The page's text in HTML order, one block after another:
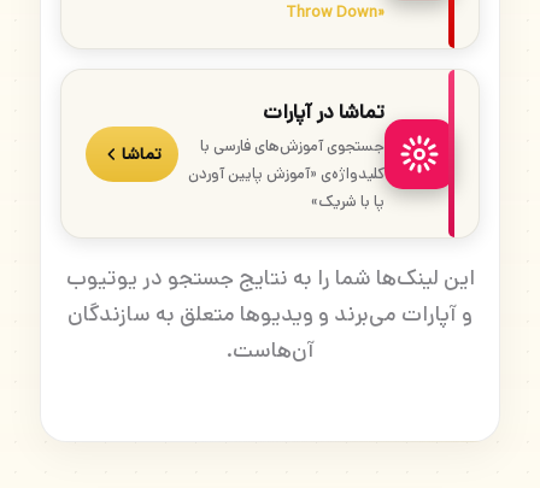
Throw Down»
تماشا در آپارات
جستجوی آموزش‌های فارسی با
کلیدواژه‌ی «آموزش پایین آوردن
پا با شریک»
تماشا
این لینک‌ها شما را به نتایج جستجو در یوتیوب
و آپارات می‌برند و ویدیوها متعلق به سازندگان
آن‌هاست.